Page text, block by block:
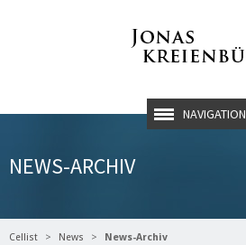
NAVIGATION
NEWS-ARCHIV
Cellist News News-Archiv